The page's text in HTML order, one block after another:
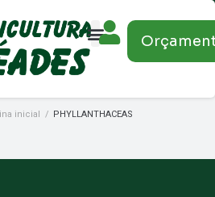
inicial / PHYLLANTHACEAS